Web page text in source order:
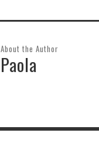
About the Author
Paola